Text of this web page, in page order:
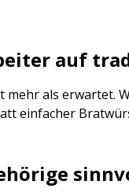
auf
als erwartet.
einfacher